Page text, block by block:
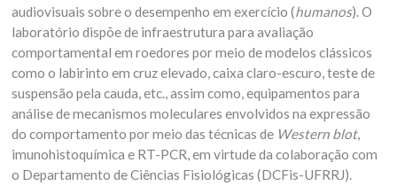
audiovisuais sobre o desempenho em exercício (humanos). O
laboratório dispõe de infraestrutura para avaliação
comportamental em roedores por meio de modelos clássicos
como o labirinto em cruz elevado, caixa claro-escuro, teste de
suspensão pela cauda, etc., assim como, equipamentos para
análise de mecanismos moleculares envolvidos na expressão
do comportamento por meio das técnicas de Western blot,
imunohistoquímica e RT-PCR, em virtude da colaboração com
o Departamento de Ciências Fisiológicas (DCFis-UFRRJ).